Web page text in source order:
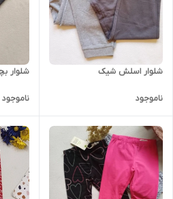
شلوار اسلش شیک
ناموجود
شلوار
ناموجود